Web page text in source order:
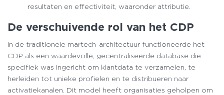
resultaten en effectiviteit, waaronder attributie.
De verschuivende rol van het CDP
In de traditionele martech-architectuur functioneerde het
CDP als een waardevolle, gecentraliseerde database die
specifiek was ingericht om klantdata te verzamelen, te
herleiden tot unieke profielen en te distribueren naar
activatiekanalen. Dit model heeft organisaties geholpen om